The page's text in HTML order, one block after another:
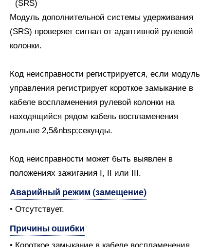
Модуль дополнительной системы удерживания
(SRS) проверяет сигнал от адаптивной рулевой
колонки.
Код неисправности регистрируется, если модуль
управления регистрирует короткое замыкание в
кабеле воспламенения рулевой колонки на
находящийся рядом кабель воспламенения
дольше 2,5&nbsp;секунды.
Код неисправности может быть выявлен в
положениях зажигания I, II или III.
Аварийный режим (замещение)
• Отсутствует.
Причины ошибки